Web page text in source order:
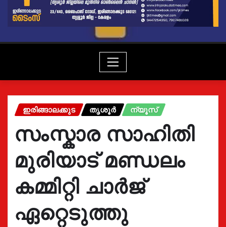
ഇരിങ്ങാലക്കുട തൃശൂർ ന്യൂസ്
സംസ്കാര സാഹിതി
മുരിയാട് മണ്ഡലം
കമ്മിറ്റി ചാർജ്
ഏറ്റെടുത്തു